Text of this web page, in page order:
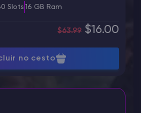
Slots 16 GB Ram
$63.99 $16.00
no cesto